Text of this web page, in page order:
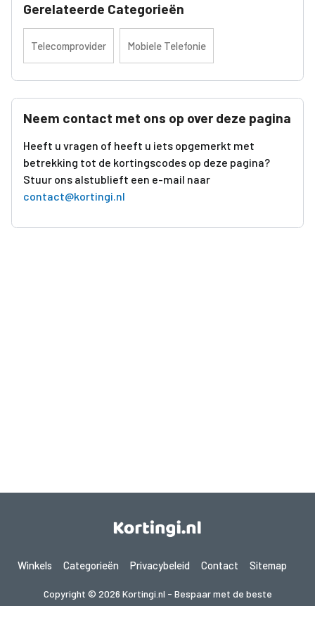
Gerelateerde Categorieën
Telecomprovider Mobiele Telefonie
Neem contact met ons op over deze pagina
Heeft u vragen of heeft u iets opgemerkt met
betrekking tot de kortingscodes op deze pagina?
Stuur ons alstublieft een e-mail naar
contact@kortingi.nl
Winkels Categorieën Privacybeleid Contact Sitemap
Copyright © 2026 Kortingi.nl - Bespaar met de beste
kortingscodes 2026. Alle rechten voorbehouden.